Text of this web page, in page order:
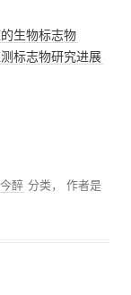
生物标志物
标志物研究进展
醉 分类，作者是